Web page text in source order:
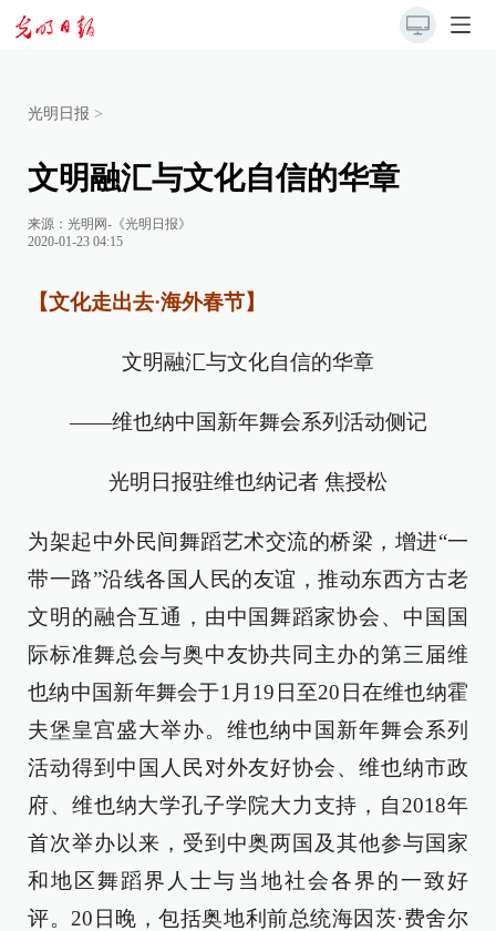
光明日报 >
文明融汇与文化自信的华章
来源： 光明网-《光明日报》
2020-01-23 04:15
【文化走出去·海外春节】
文明融汇与文化自信的华章
——维也纳中国新年舞会系列活动侧记
光明日报驻维也纳记者 焦授松
为架起中外民间舞蹈艺术交流的桥梁，增进“一
带一路”沿线各国人民的友谊，推动东西方古老
文明的融合互通，由中国舞蹈家协会、中国国
际标准舞总会与奥中友协共同主办的第三届维
也纳中国新年舞会于1月19日至20日在维也纳霍
夫堡皇宫盛大举办。维也纳中国新年舞会系列
活动得到中国人民对外友好协会、维也纳市政
府、维也纳大学孔子学院大力支持，自2018年
首次举办以来，受到中奥两国及其他参与国家
和地区舞蹈界人士与当地社会各界的一致好
评。20日晚，包括奥地利前总统海因茨·费舍尔